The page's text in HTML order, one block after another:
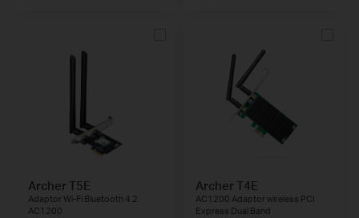
Archer T5E
Adaptor Wi-Fi Bluetooth 4.2
AC1200
Archer T4E
AC1200 Adaptor wireless PCI
Express Dual Band